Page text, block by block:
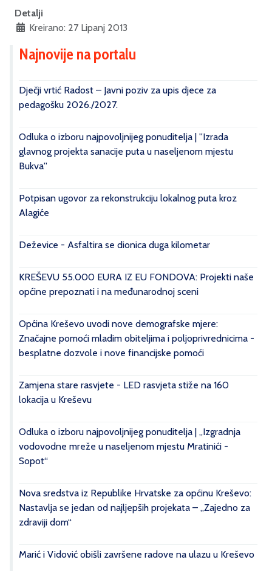
Detalji
Kreirano: 27 Lipanj 2013
Najnovije na portalu
Dječji vrtić Radost – Javni poziv za upis djece za
pedagošku 2026./2027.
Odluka o izboru najpovoljnijeg ponuditelja | ''Izrada
glavnog projekta sanacije puta u naseljenom mjestu
Bukva''
Potpisan ugovor za rekonstrukciju lokalnog puta kroz
Alagiće
Deževice - Asfaltira se dionica duga kilometar
KREŠEVU 55.000 EURA IZ EU FONDOVA: Projekti naše
općine prepoznati i na međunarodnoj sceni
Općina Kreševo uvodi nove demografske mjere:
Značajne pomoći mladim obiteljima i poljoprivrednicima -
besplatne dozvole i nove financijske pomoći
Zamjena stare rasvjete - LED rasvjeta stiže na 160
lokacija u Kreševu
Odluka o izboru najpovoljnijeg ponuditelja | „Izgradnja
vodovodne mreže u naseljenom mjestu Mratinići -
Sopot“
Nova sredstva iz Republike Hrvatske za općinu Kreševo:
Nastavlja se jedan od najljepših projekata – „Zajedno za
zdraviji dom“
Marić i Vidović obišli završene radove na ulazu u Kreševo